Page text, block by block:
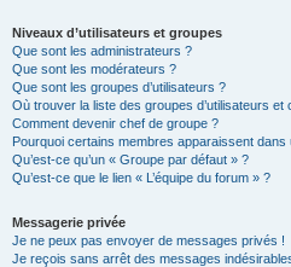
Niveaux d’utilisateurs et groupes
Que sont les administrateurs ?
Que sont les modérateurs ?
Que sont les groupes d’utilisateurs ?
Où trouver la liste des groupes d’utilisateurs et
Comment devenir chef de groupe ?
Pourquoi certains membres apparaissent dans
Qu’est-ce qu’un « Groupe par défaut » ?
Qu’est-ce que le lien « L’équipe du forum » ?
Messagerie privée
Je ne peux pas envoyer de messages privés !
Je reçois sans arrêt des messages